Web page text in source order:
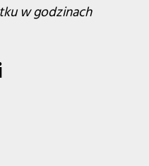
w godzinach